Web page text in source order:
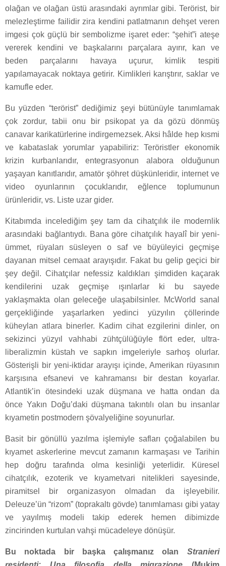
olağan ve olağan üstü arasındaki ayrımlar gibi. Terörist, bir
melezleştirme failidir zira kendini patlatmanın dehşet veren
imgesi çok güçlü bir sembolizme işaret eder: “şehit”i ateşe
vererek kendini ve başkalarını parçalara ayırır, kan ve
beden parçalarını havaya uçurur, kimlik tespiti
yapılamayacak noktaya getirir. Kimlikleri karıştırır, saklar ve
kamufle eder.
Bu yüzden “terörist” dediğimiz şeyi bütünüyle tanımlamak
çok zordur, tabii onu bir psikopat ya da gözü dönmüş
canavar karikatürlerine indirgemezsek. Aksi hâlde hep kısmi
ve kabataslak yorumlar yapabiliriz: Teröristler ekonomik
krizin kurbanlarıdır, entegrasyonun alabora olduğunun
yaşayan kanıtlarıdır, amatör şöhret düşkünleridir, internet ve
video oyunlarının çocuklarıdır, eğlence toplumunun
ürünleridir, vs. Liste uzar gider.
Kitabımda incelediğim şey tam da cihatçılık ile modernlik
arasındaki bağlantıydı. Bana göre cihatçılık hayalî bir yeni-
ümmet, rüyaları süsleyen o saf ve büyüleyici geçmişe
dayanan mitsel cemaat arayışıdır. Fakat bu gelip geçici bir
şey değil. Cihatçılar nefessiz kaldıkları şimdiden kaçarak
kendilerini uzak geçmişe ışınlarlar ki bu sayede
yaklaşmakta olan geleceğe ulaşabilsinler. McWorld sanal
gerçekliğinde yaşarlarken yedinci yüzyılın çöllerinde
küheylan atlara binerler. Kadim cihat ezgilerini dinler, on
sekizinci yüzyıl vahhabi zühtçülüğüyle flört eder, ultra-
liberalizmin küstah ve sapkın imgeleriyle sarhoş olurlar.
Gösterişli bir yeni-iktidar arayışı içinde, Amerikan rüyasının
karşısına efsanevi ve kahramansı bir destan koyarlar.
Atlantik’in ötesindeki uzak düşmana ve hatta ondan da
önce Yakın Doğu’daki düşmana takıntılı olan bu insanlar
kıyametin postmodern şövalyeliğine soyunurlar.
Basit bir gönüllü yazılma işlemiyle safları çoğalabilen bu
kıyamet askerlerine mevcut zamanın karmaşası ve Tarihin
hep doğru tarafında olma kesinliği yeterlidir. Küresel
cihatçılık, ezoterik ve kıyametvari nitelikleri sayesinde,
piramitsel bir organizasyon olmadan da işleyebilir.
Deleuze’ün “rizom” (toprakaltı gövde) tanımlaması gibi yatay
ve yayılmış modeli takip ederek hemen dibimizde
zincirinden kurtulan vahşi mücadeleye dönüşür.
Bu noktada bir başka çalışmanız olan Stranieri